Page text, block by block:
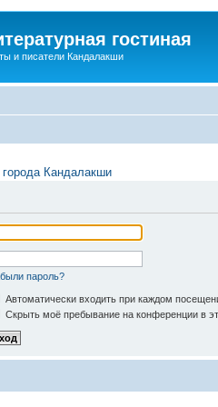
гостиная
и писатели Кандалакши
Кандалакши
пароль?
Автоматически входить при каждом
Скрыть моё пребывание на конференции в